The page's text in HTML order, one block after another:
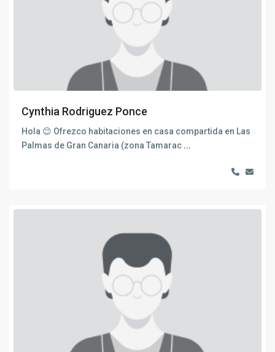
Cynthia Rodriguez Ponce
Hola 😊 Ofrezco habitaciones en casa compartida en Las
Palmas de Gran Canaria (zona Tamarac ...